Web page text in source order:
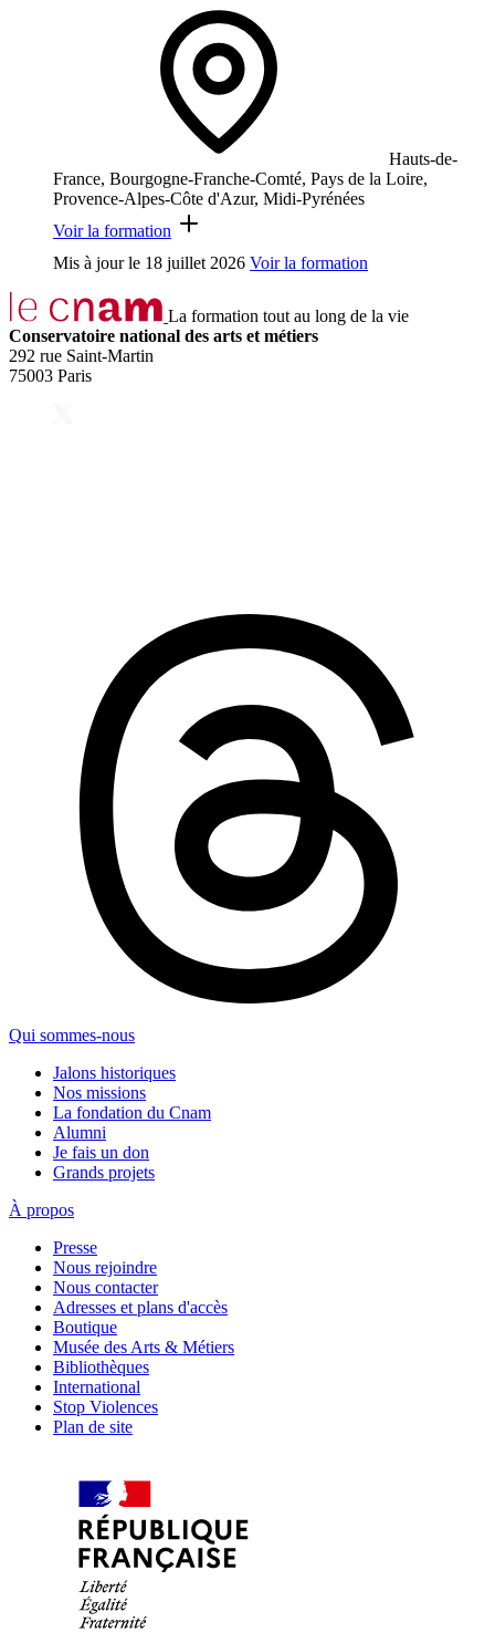
Hauts-de-
France, Bourgogne-Franche-Comté, Pays de la Loire,
Provence-Alpes-Côte d'Azur, Midi-Pyrénées
Voir la formation
Mis à jour le 18 juillet 2026 Voir la formation
La formation tout au long de la vie
Conservatoire national des arts et métiers
292 rue Saint-Martin
75003 Paris
Qui sommes-nous
Jalons historiques
Nos missions
La fondation du Cnam
Alumni
Je fais un don
Grands projets
À propos
Presse
Nous rejoindre
Nous contacter
Adresses et plans d'accès
Boutique
Musée des Arts & Métiers
Bibliothèques
International
Stop Violences
Plan de site